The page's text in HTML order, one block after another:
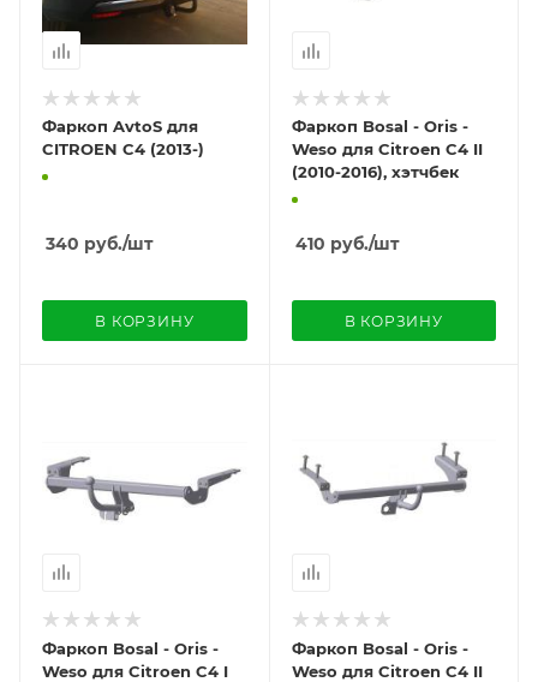
Фаркоп AvtoS для
CITROEN C4 (2013-)
340 руб./шт
В КОРЗИНУ
Фаркоп Bosal - Oris -
Weso для Citroen C4 II
(2010-2016), хэтчбек
410 руб./шт
В КОРЗИНУ
Фаркоп Bosal - Oris -
Weso для Citroen C4 I
Фаркоп Bosal - Oris -
Weso для Citroen C4 II